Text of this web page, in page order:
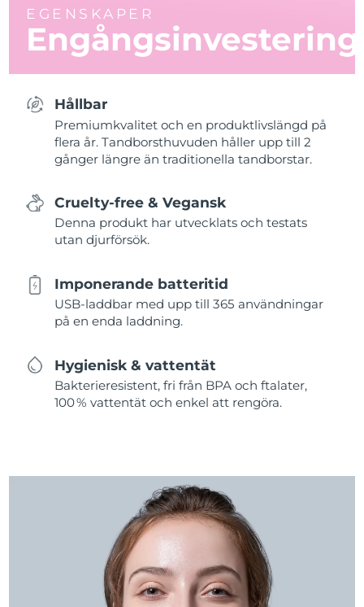
EGENSKAPER
Engångsinvestering
Hållbar
Premiumkvalitet och en produktlivslängd på
flera år. Tandborsthuvuden håller upp till 2
gånger längre än traditionella tandborstar.
Cruelty-free & Vegansk
Denna produkt har utvecklats och testats
utan djurförsök.
Imponerande batteritid
USB-laddbar med upp till 365 användningar
på en enda laddning.
Hygienisk & vattentät
Bakterieresistent, fri från BPA och ftalater,
100 % vattentät och enkel att rengöra.